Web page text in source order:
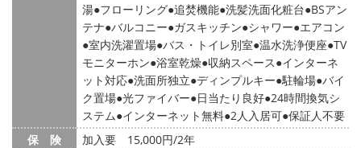
湯 フローリング 追焚機能 洗髪洗面化粧台 BSアン
テナ バルコニー ガスキッチン シャワー エアコン
室内洗濯置場 バス・トイレ別室 温水洗浄便座 TV
モニターホン 浴室乾燥 収納スペース インターネ
ット対応 洗面所独立 ディンプルキー 駐輪場 バイ
ク置場 光ファイバー 日当たり良好 24時間換気シ
ステム インターネット無料 2人入居可 保証人不要
保 険
加入要 15,000円/2年